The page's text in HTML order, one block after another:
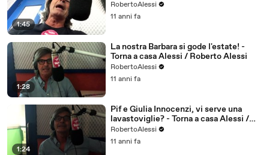
1:45
Alessi / Roberto Alessi
RobertoAlessi
11 anni fa
1:28
La nostra Barbara si gode l'estate! -
Torna a casa Alessi / Roberto Alessi
RobertoAlessi
11 anni fa
1:24
Pif e Giulia Innocenzi, vi serve una
lavastoviglie? - Torna a casa Alessi /
Roberto Alessi
RobertoAlessi
11 anni fa